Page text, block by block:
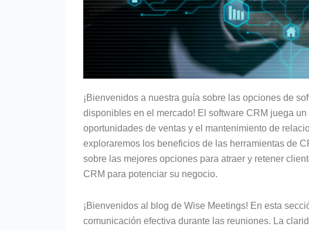
¡Bienvenidos a nuestra guía sobre las opciones de
disponibles en el mercado! El software CRM juega
oportunidades de ventas y el mantenimiento de
exploraremos los beneficios de las herramientas de
sobre las mejores opciones para atraer y retener
CRM para potenciar su negocio.
¡Bienvenidos al blog de Wise Meetings! En esta
comunicación efectiva durante las reuniones. La